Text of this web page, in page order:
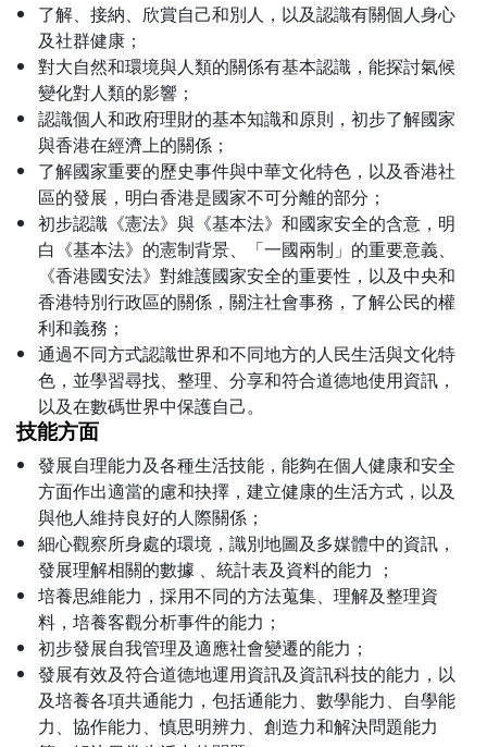
了解、接納、欣賞自己和別人，以及認識有關個人身心
及社群健康；
對大自然和環境與人類的關係有基本認識，能探討氣候
變化對人類的影響；
認識個人和政府理財的基本知識和原則，初步了解國家
與香港在經濟上的關係；
了解國家重要的歷史事件與中華文化特色，以及香港社
區的發展，明白香港是國家不可分離的部分；
初步認識《憲法》與《基本法》和國家安全的含意，明
白《基本法》的憲制背景、「一國兩制」的重要意義、
《香港國安法》對維護國家安全的重要性，以及中央和
香港特別行政區的關係，關注社會事務，了解公民的權
利和義務；
通過不同方式認識世界和不同地方的人民生活與文化特
色，並學習尋找、整理、分享和符合道德地使用資訊，
以及在數碼世界中保護自己。
技能方面
發展自理能力及各種生活技能，能夠在個人健康和安全
方面作出適當的慮和抉擇，建立健康的生活方式，以及
與他人維持良好的人際關係；
細心觀察所身處的環境，識別地圖及多媒體中的資訊，
發展理解相關的數據 、統計表及資料的能力 ；
培養思維能力，採用不同的方法蒐集、理解及整理資
料，培養客觀分析事件的能力；
初步發展自我管理及適應社會變遷的能力；
發展有效及符合道德地運用資訊及資訊科技的能力，以
及培養各項共通能力，包括通能力、數學能力、自學能
力、協作能力、慎思明辨力、創造力和解決問題能力